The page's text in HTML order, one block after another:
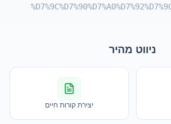
ניווט מהיר
יצירת קורות חיים